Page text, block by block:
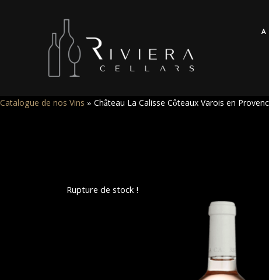
A
Catalogue de nos Vins » Château La Calisse Côteaux Varois en
Rupture de stock !